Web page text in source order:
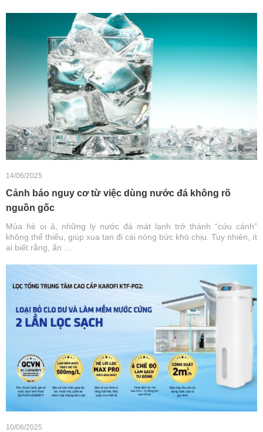
14/06/2025
Cảnh báo nguy cơ từ việc dùng nước đá không rõ
nguồn gốc
Mùa hè oi ả, những ly nước đá mát lạnh trở thành “cứu cánh”
không thể thiếu, giúp xua tan đi cái nóng bức khó chịu. Tuy nhiên, ít
ai biết rằng, ẩn ...
10/06/2025